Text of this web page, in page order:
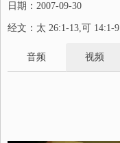
日期：2007-09-30
经文：太 26:1-13,可 14:1-9
音频 视频